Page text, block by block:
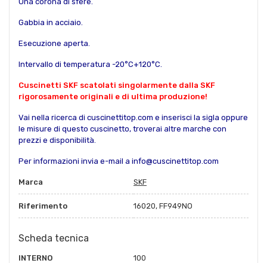
Gabbia in acciaio.
Esecuzione aperta.
Intervallo di temperatura -20°C+120°C.
Cuscinetti SKF scatolati singolarmente dalla SKF
rigorosamente originali e di ultima produzione!
Vai nella ricerca di cuscinettitop.com e inserisci la sigla oppure
le misure di questo cuscinetto, troverai altre marche con
prezzi e disponibilità.
Per informazioni invia e-mail a info@cuscinettitop.com
Marca SKF
Riferimento 16020, FF949NO
Scheda tecnica
INTERNO 100